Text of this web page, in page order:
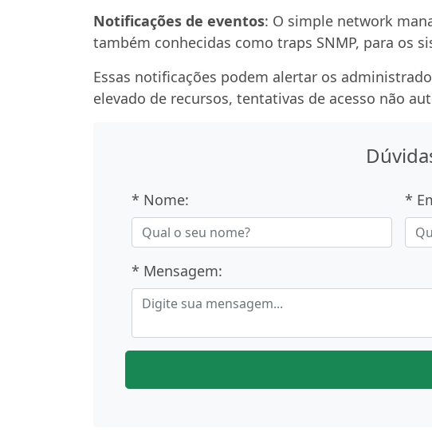
Notificações de eventos: O simple network
também conhecidas como traps SNMP, para os
Essas notificações podem alertar os
elevado de recursos, tentativas de acesso não
* Nome: *
* Mensagem: